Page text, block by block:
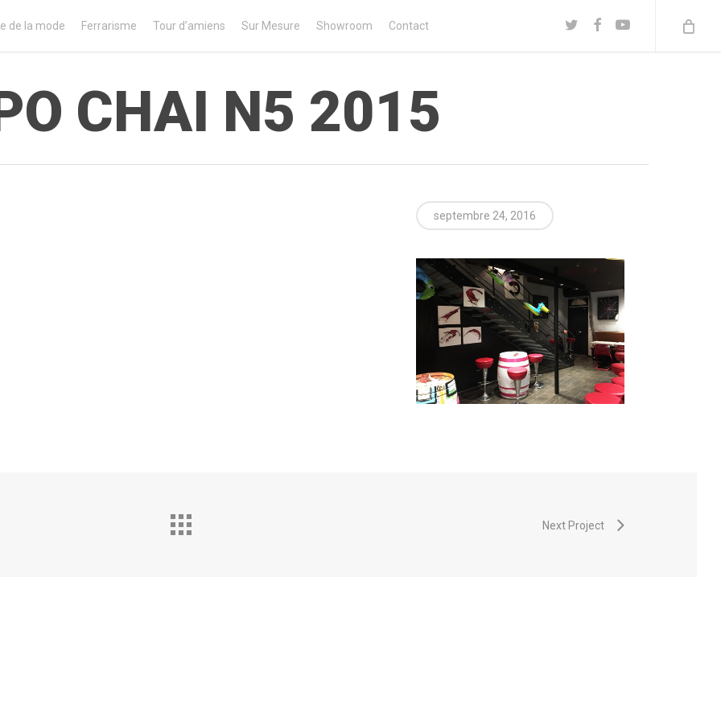
de la mode Ferrarisme Tour d’amiens Sur Mesure Showroom Contact twitter facebookyoutube
CHAI N5 2015
septembre 24, 2016
Next Project